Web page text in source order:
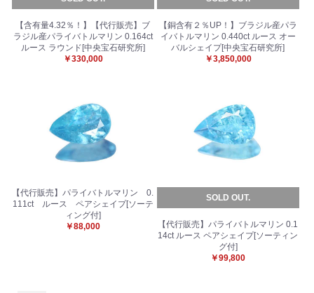
【含有量4.32％！】【代行販売】ブ
ラジル産パライバトルマリン 0.164ct
ルース ラウンド[中央宝石研究所]
￥330,000
【銅含有２％UP！】ブラジル産パラ
イバトルマリン 0.440ct ルース オー
バルシェイプ[中央宝石研究所]
￥3,850,000
【代行販売】パライバトルマリン 0.
111ct ルース ペアシェイプ[ソーテ
ィング付]
￥88,000
SOLD OUT.
【代行販売】パライバトルマリン 0.1
14ct ルース ペアシェイプ[ソーティン
グ付]
￥99,800